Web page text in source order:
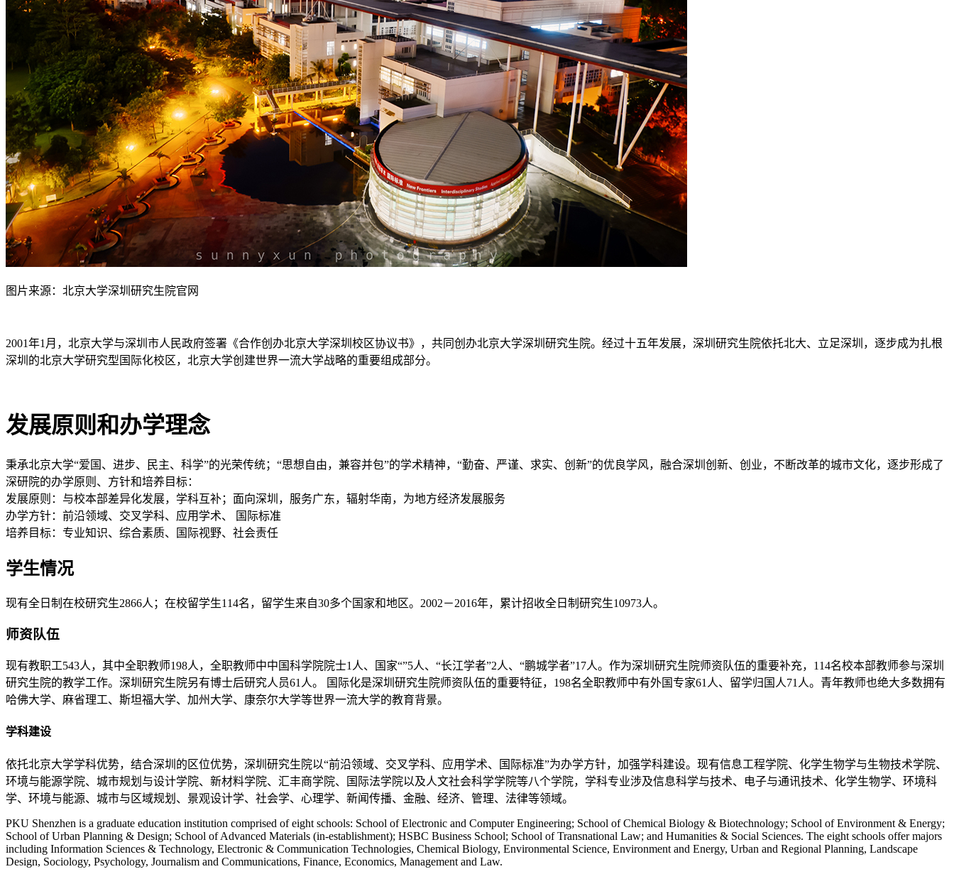
图片来源：北京大学深圳研究生院官网
2001年1月，北京大学与深圳市人民政府签署《合作创办北京大学深圳校区协议书》，共同创办北京大学深圳研究生院。经过十五年发展，深圳研究生院依托北大、立足深圳，逐步成为扎根
深圳的北京大学研究型国际化校区，北京大学创建世界一流大学战略的重要组成部分。
发展原则和办学理念
秉承北京大学“爱国、进步、民主、科学”的光荣传统；“思想自由，兼容并包”的学术精神，“勤奋、严谨、求实、创新”的优良学风，融合深圳创新、创业，不断改革的城市文化，逐步形成了
深研院的办学原则、方针和培养目标：
发展原则：与校本部差异化发展，学科互补；面向深圳，服务广东，辐射华南，为地方经济发展服务
办学方针：前沿领域、交叉学科、应用学术、 国际标准
培养目标：专业知识、综合素质、国际视野、社会责任
学生情况
现有全日制在校研究生2866人；在校留学生114名，留学生来自30多个国家和地区。2002－2016年，累计招收全日制研究生10973人。
师资队伍
现有教职工543人，其中全职教师198人，全职教师中中国科学院院士1人、国家“”5人、“长江学者”2人、“鹏城学者”17人。作为深圳研究生院师资队伍的重要补充，114名校本部教师参与深圳
研究生院的教学工作。深圳研究生院另有博士后研究人员61人。 国际化是深圳研究生院师资队伍的重要特征，198名全职教师中有外国专家61人、留学归国人71人。青年教师也绝大多数拥有
哈佛大学、麻省理工、斯坦福大学、加州大学、康奈尔大学等世界一流大学的教育背景。
学科建设
依托北京大学学科优势，结合深圳的区位优势，深圳研究生院以“前沿领域、交叉学科、应用学术、国际标准”为办学方针，加强学科建设。现有信息工程学院、化学生物学与生物技术学院、
环境与能源学院、城市规划与设计学院、新材料学院、汇丰商学院、国际法学院以及人文社会科学学院等八个学院，学科专业涉及信息科学与技术、电子与通讯技术、化学生物学、环境科
学、环境与能源、城市与区域规划、景观设计学、社会学、心理学、新闻传播、金融、经济、管理、法律等领域。
PKU Shenzhen is a graduate education institution comprised of eight schools: School of Electronic and Computer Engineering; School of Chemical Biology & Biotechnology; School of Environment & Energy;
School of Urban Planning & Design; School of Advanced Materials (in-establishment); HSBC Business School; School of Transnational Law; and Humanities & Social Sciences. The eight schools offer majors
including Information Sciences & Technology, Electronic & Communication Technologies, Chemical Biology, Environmental Science, Environment and Energy, Urban and Regional Planning, Landscape
Design, Sociology, Psychology, Journalism and Communications, Finance, Economics, Management and Law.